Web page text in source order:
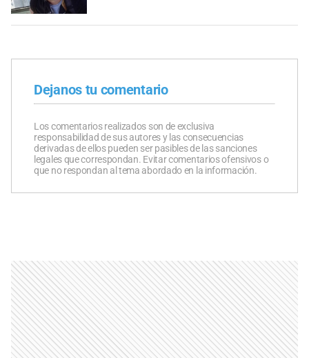
Dejanos tu comentario
Los comentarios realizados son de exclusiva
responsabilidad de sus autores y las consecuencias
derivadas de ellos pueden ser pasibles de las sanciones
legales que correspondan. Evitar comentarios ofensivos o
que no respondan al tema abordado en la información.